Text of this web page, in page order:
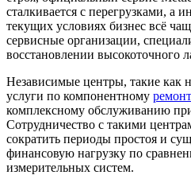
сталкивается с перегрузками, а
текущих условиях бизнес всё
сервисные организации,
восстановлении высокоточного
Независимые центры, такие как
услуги по компонентному
комплексному обслуживанию
Сотрудничество с такими
сократить периоды простоя и
финансовую нагрузку по
измерительных систем.